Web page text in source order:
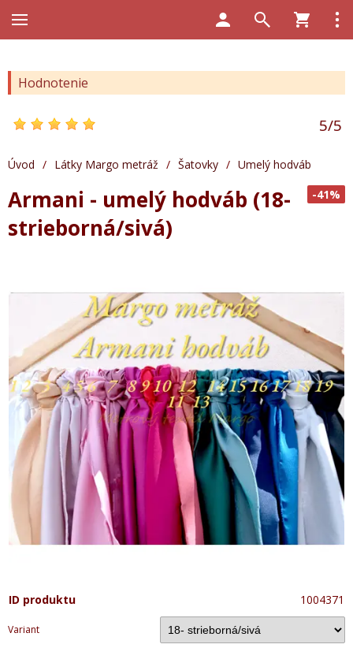
Hodnotenie
5/5
Úvod / Látky Margo metráž / Šatovky / Umelý hodváb
-41%
Armani - umelý hodváb (18-
strieborná/sivá)
ID produktu 1004371
Variant